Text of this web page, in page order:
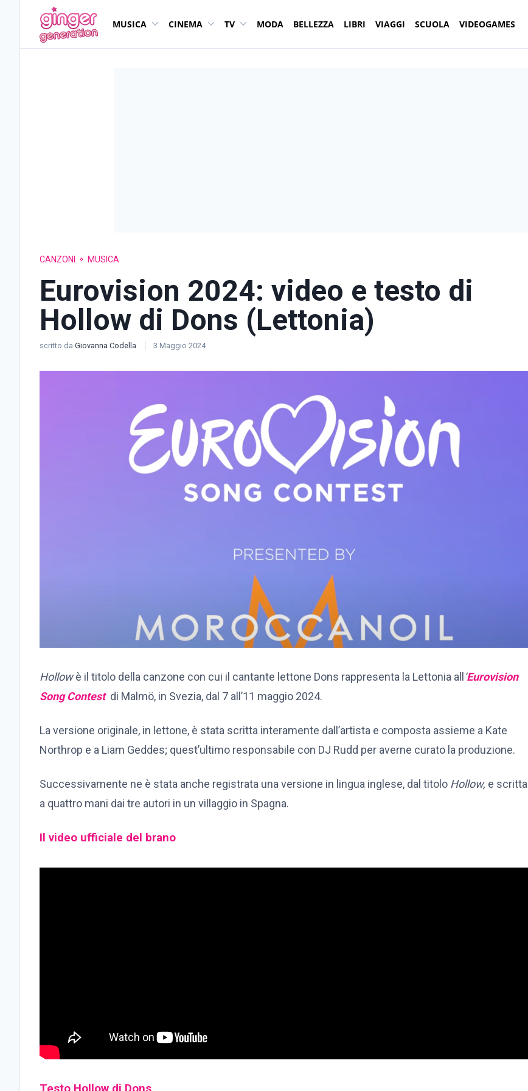
MUSICA CINEMA TV MODA BELLEZZA LIBRI VIAGGI SCUOLA VIDEOGAMES
CANZONI MUSICA
Eurovision 2024: video e testo di
Hollow di Dons (Lettonia)
scritto da Giovanna Codella 3 Maggio 2024
Hollowè il titolo della canzone con cui il cantante lettone Dons rappresenta la Lettonia all ‘Eurovision
Song Contestdi Malmö, in Svezia, dal 7 all’11 maggio 2024.
La versione originale, in lettone, è stata scritta interamente dall’artista e composta assieme a Kate
Northrop e a Liam Geddes; quest’ultimo responsabile con DJ Rudd per averne curato la produzione.
Successivamente ne è stata anche registrata una versione in lingua inglese, dal titolo Hollow, e scritta
a quattro mani dai tre autori in un villaggio in Spagna.
Il video ufficiale del brano